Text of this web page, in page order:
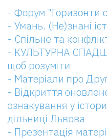
- Форум "Горизонти
- Умань. (Не)знані
- Спільне та
- КУЛЬТУРНА
щоб розуміти
- Матеріали про
- Відкриття
ознакування у
дільниці Львова
- Презентація